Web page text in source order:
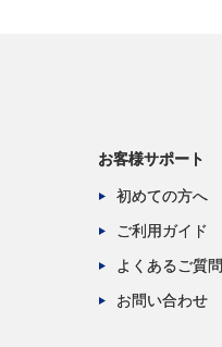
お客様サポート
初めての方へ
ご利用ガイド
よくあるご質問
お問い合わせ